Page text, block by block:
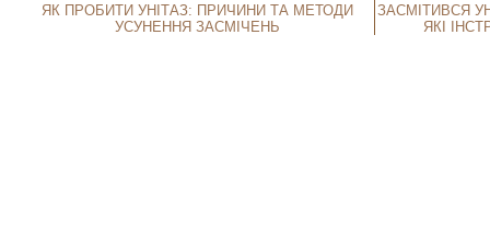
ЯК ПРОБИТИ УНІТАЗ: ПРИЧИНИ ТА МЕТОДИ
УСУНЕННЯ ЗАСМІЧЕНЬ
ЗАСМІТИВСЯ
ЯКІ